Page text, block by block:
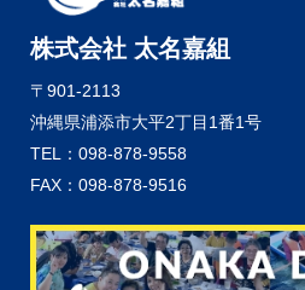
株式会社 太名嘉組
〒901-2113
沖縄県浦添市大平2丁目1番1号
TEL：098-878-9558
FAX：098-878-9516